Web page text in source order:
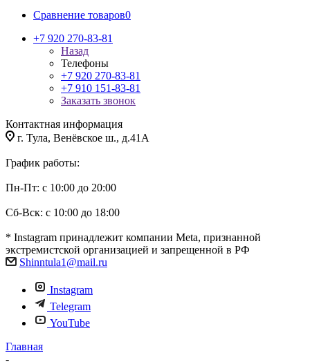
Сравнение товаров0
+7 920 270-83-81
Назад
Телефоны
+7 920 270-83-81
+7 910 151-83-81
Заказать звонок
Контактная информация
г. Тула, Венёвское ш., д.41А
График работы:
Пн-Пт: с 10:00 до 20:00
Сб-Вск: с 10:00 до 18:00
* Instagram принадлежит компании Meta, признанной
экстремистской организацией и запрещенной в РФ
Shinntula1@mail.ru
Instagram
Telegram
YouTube
Главная
-